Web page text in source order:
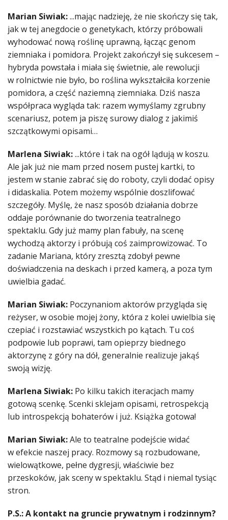
Marian Siwiak:...mając nadzieję, że nie skończy się tak,
jak w tej anegdocie o genetykach, którzy próbowali
wyhodować nową roślinę uprawną, łącząc genom
ziemniaka i pomidora. Projekt zakończył się sukcesem –
hybryda powstała i miała się świetnie, ale rewolucji
w rolnictwie nie było, bo roślina wykształciła korzenie
pomidora, a część naziemną ziemniaka. Dziś nasza
współpraca wygląda tak: razem wymyślamy zgrubny
scenariusz, potem ja piszę surowy dialog z jakimiś
szczątkowymi opisami…
Marlena Siwiak:...które i tak na ogół lądują w koszu.
Ale jak już nie mam przed nosem pustej kartki, to
jestem w stanie zabrać się do roboty, czyli dodać opisy
i didaskalia. Potem możemy wspólnie doszlifować
szczegóły. Myślę, że nasz sposób działania dobrze
oddaje porównanie do tworzenia teatralnego
spektaklu. Gdy już mamy plan fabuły, na scenę
wychodzą aktorzy i próbują coś zaimprowizować. To
zadanie Mariana, który zresztą zdobył pewne
doświadczenia na deskach i przed kamerą, a poza tym
uwielbia gadać.
Marian Siwiak: Poczynaniom aktorów przygląda się
reżyser, w osobie mojej żony, która z kolei uwielbia się
czepiać i rozstawiać wszystkich po kątach. Tu coś
podpowie lub poprawi, tam opieprzy biednego
aktorzynę z góry na dół, generalnie realizuje jakąś
swoją wizję.
Marlena Siwiak: Po kilku takich iteracjach mamy
gotową scenkę. Scenki sklejam opisami, retrospekcją
lub introspekcją bohaterów i już. Książka gotowa!
Marian Siwiak:Ale to teatralne podejście widać
w efekcie naszej pracy. Rozmowy są rozbudowane,
wielowątkowe, pełne dygresji, właściwie bez
przeskoków, jak sceny w spektaklu. Stąd i niemal tysiąc
stron.
P.S.: A kontakt na gruncie prywatnym i rodzinnym?